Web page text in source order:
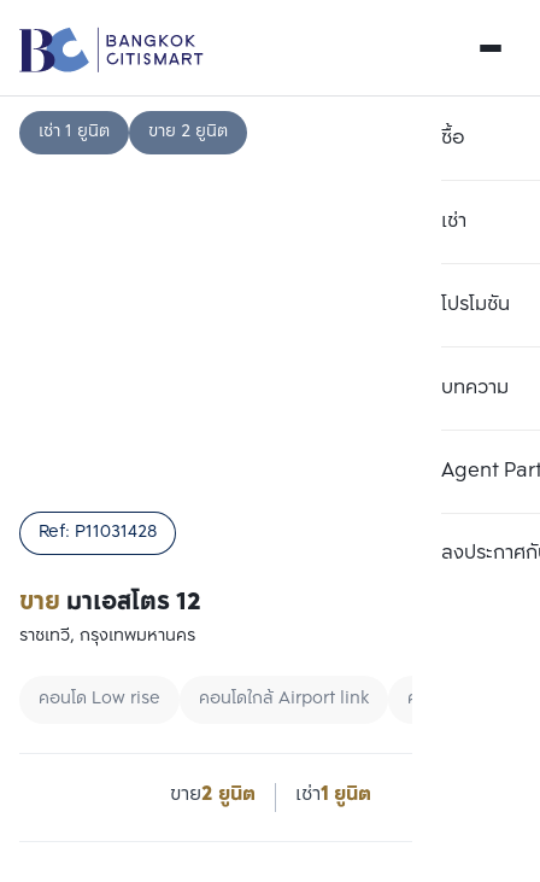
ซื้อ
เช่า
โปรโมชัน
บทความ
Agent
ลงประกาศกั
เช่า 1 ยูนิต ขาย 2 ยูนิต
ขาย มาเอสโตร 12
Ref: P11031428
ราชเทวี, กรุงเทพมหานคร
คอนโด Low rise คอนโดใกล้ Airport link คอนโดใกล้ BTS
ขาย2 ยูนิต เช่า1 ยูนิต